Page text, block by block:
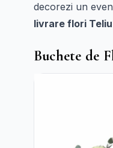
decorezi un
livrare flori Teliu
Buchete de